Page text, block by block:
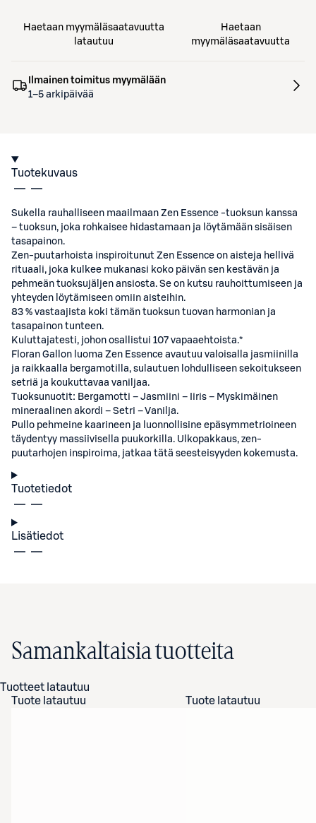
Haetaan myymäläsaatavuutta
latautuu
Haetaan
myymäläsaatavuutta
Ilmainen toimitus myymälään
1–5 arkipäivää
Tuotekuvaus
Sukella rauhalliseen maailmaan Zen Essence -tuoksun kanssa
– tuoksun, joka rohkaisee hidastamaan ja löytämään sisäisen
tasapainon.
Zen-puutarhoista inspiroitunut Zen Essence on aisteja hellivä
rituaali, joka kulkee mukanasi koko päivän sen kestävän ja
pehmeän tuoksujäljen ansiosta. Se on kutsu rauhoittumiseen ja
yhteyden löytämiseen omiin aisteihin.
83 % vastaajista koki tämän tuoksun tuovan harmonian ja
tasapainon tunteen.
Kuluttajatesti, johon osallistui 107 vapaaehtoista.*
Floran Gallon luoma Zen Essence avautuu valoisalla jasmiinilla
ja raikkaalla bergamotilla, sulautuen lohdulliseen sekoitukseen
setriä ja koukuttavaa vaniljaa.
Tuoksunuotit: Bergamotti – Jasmiini – Iiris – Myskimäinen
mineraalinen akordi – Setri – Vanilja.
Pullo pehmeine kaarineen ja luonnollisine epäsymmetrioineen
täydentyy massiivisella puukorkilla. Ulkopakkaus, zen-
puutarhojen inspiroima, jatkaa tätä seesteisyyden kokemusta.
Tuotetiedot
Lisätiedot
Samankaltaisia tuotteita
Tuotteet latautuu
Tuote latautuu
Tuote latautuu